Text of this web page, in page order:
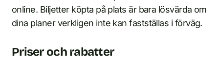
online. Biljetter köpta på plats är bara lösvärda om
dina planer verkligen inte kan fastställas i förväg.
Priser och rabatter